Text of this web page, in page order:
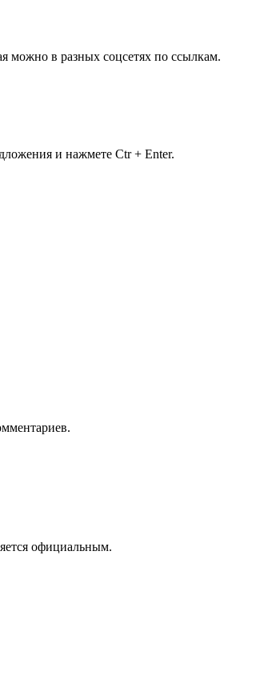
в разных соцсетях по ссылкам.
и нажмете Ctr + Enter.
официальным.